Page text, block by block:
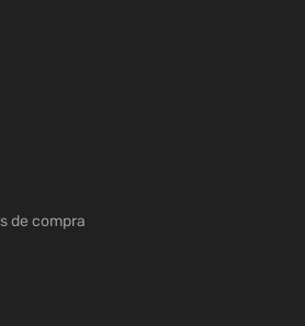
de compra